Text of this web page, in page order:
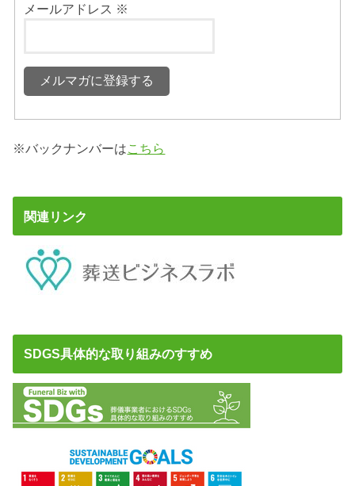
メールアドレス ※
※バックナンバーはこちら
関連リンク
SDGS具体的な取り組みのすすめ